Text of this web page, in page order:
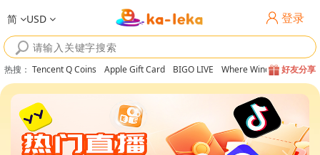
简 USD 登录
热搜 ： Tencent Q Coins Apple Gift Card BIGO LIVE Where Winds Meet好友分享